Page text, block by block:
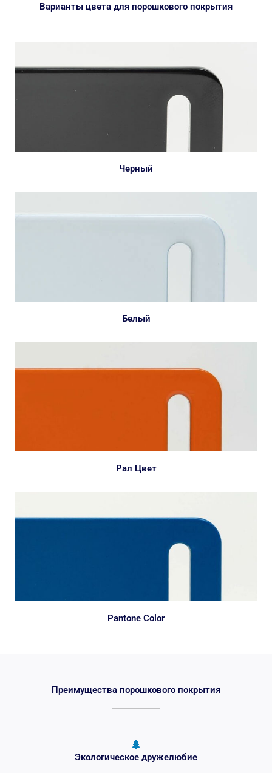
Варианты цвета для порошкового покрытия
Черный
Белый
Рал Цвет
Pantone Color
Преимущества порошкового покрытия
Экологическое дружелюбие